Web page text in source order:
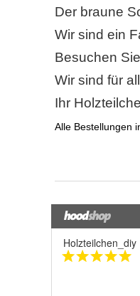
Holzteilchen_diy